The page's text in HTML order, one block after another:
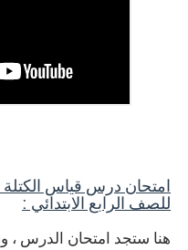
للصف الرابع الابتدائي :
هنا ستجد امتحان الدرس ،